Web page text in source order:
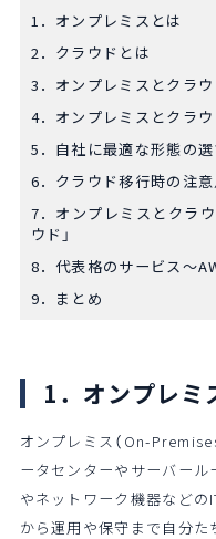
1．オンプレミスとは
2．クラウドとは
3．オンプレミスとクラ
4．オンプレミスとクラ
5．自社に最適な形態の選
6．クラウド移行時の注意
7．オンプレミスとクラ
ウド」
8．代表格のサービス～
9．まとめ
1．オンプレミ
オンプレミス（On-
ータセンターやサーバール
やネットワーク機器などの
から運用や保守まで自分た